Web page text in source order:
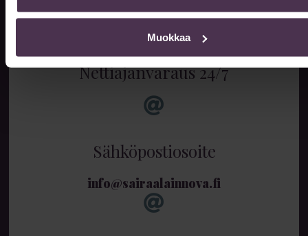
Muokkaa
Nettiajanvaraus 24/7
Sähköpostiosoite
info@sairaalainnova.fi